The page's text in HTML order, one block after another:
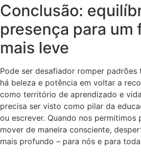
Conclusão:
presença para um
mais leve
Pode ser desafiador romper padrões
há beleza e potência em voltar a
como território de aprendizado e
precisa ser visto como pilar da
ou escrever. Quando nos permitimos
mover de maneira consciente,
mais profundo – para nós e para